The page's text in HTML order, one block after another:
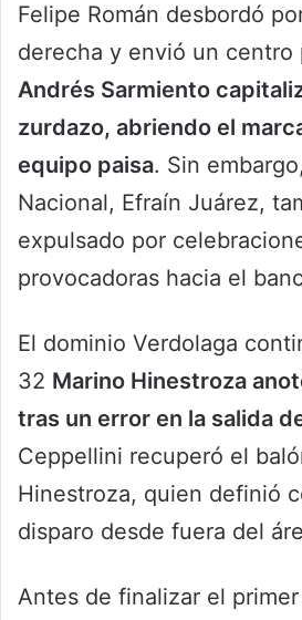
Felipe Román desbordó
derecha y envió un centro
Andrés Sarmiento
zurdazo, abriendo el
equipo paisa. Sin
Nacional, Efraín Juárez,
expulsado por
provocadoras hacia el
El dominio Verdolaga
32 Marino Hinestroza
tras un error en la salida
Ceppellini recuperó el
Hinestroza, quien definió
disparo desde fuera del
Antes de finalizar el